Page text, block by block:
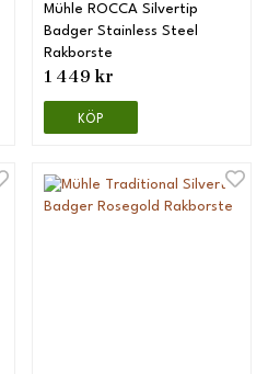
Mühle ROCCA Silvertip
Badger Stainless Steel
Rakborste
1 449 kr
KÖP